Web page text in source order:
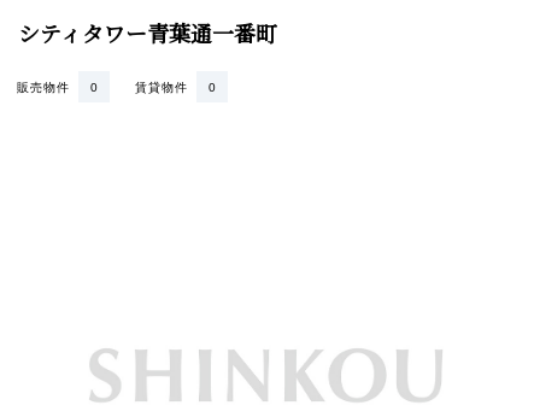
シティタワー青葉通一番町
賃貸物件 0
販売物件 0